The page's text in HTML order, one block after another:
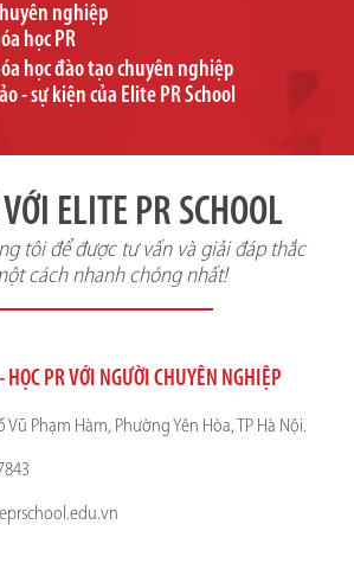
nghiệp
học PR
học đào tạo chuyên nghiệp
- sự kiện của Elite PR School
ELITE PR SCHOOL
tôi để được tư vấn và giải đáp thắc
cách nhanh chóng nhất!
HỌC PR VỚI NGƯỜI CHUYÊN NGHIỆP
Vũ Phạm Hàm, Phường Yên Hòa, TP Hà Nội.